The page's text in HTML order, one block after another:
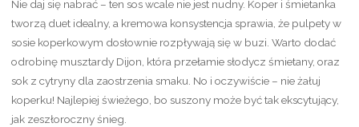
Nie daj się nabrać – ten sos wcale nie jest nudny. Koper i śmietanka
tworzą duet idealny, a kremowa konsystencja sprawia, że pulpety w
sosie koperkowym dosłownie rozpływają się w buzi. Warto dodać
odrobinę musztardy Dijon, która przełamie słodycz śmietany, oraz
sok z cytryny dla zaostrzenia smaku. No i oczywiście – nie żałuj
koperku! Najlepiej świeżego, bo suszony może być tak ekscytujący,
jak zeszłoroczny śnieg.